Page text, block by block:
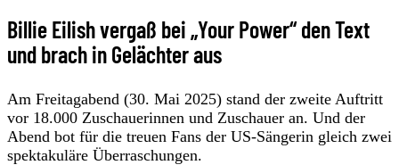
Billie Eilish vergaß bei „Your Power“ den Text
und brach in Gelächter aus
Am Freitagabend (30. Mai 2025) stand der zweite Auftritt
vor 18.000 Zuschauerinnen und Zuschauer an. Und der
Abend bot für die treuen Fans der US-Sängerin gleich zwei
spektakuläre Überraschungen.